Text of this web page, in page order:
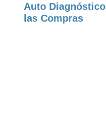
Auto
las Compras